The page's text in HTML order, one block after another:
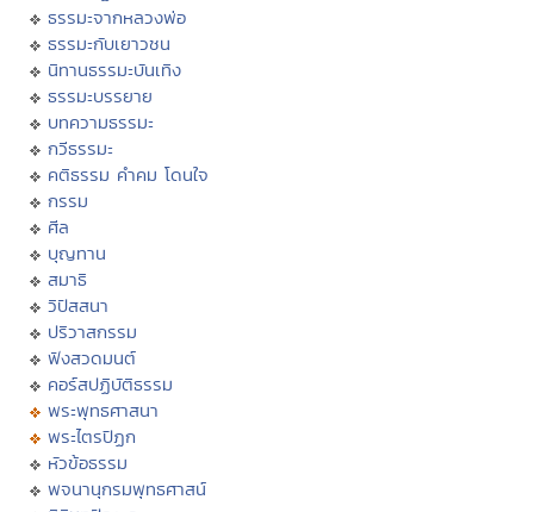
ธรรมะจากหลวงพ่อ
ธรรมะกับเยาวชน
นิทานธรรมะบันเทิง
ธรรมะบรรยาย
บทความธรรมะ
กวีธรรมะ
คติธรรม คำคม โดนใจ
กรรม
ศีล
บุญทาน
สมาธิ
วิปัสสนา
ปริวาสกรรม
ฟังสวดมนต์
คอร์สปฏิบัติธรรม
พระพุทธศาสนา
พระไตรปิฏก
หัวข้อธรรม
พจนานุกรมพุทธศาสน์